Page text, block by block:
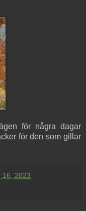
för några dagar
för den som gillar
16, 2023